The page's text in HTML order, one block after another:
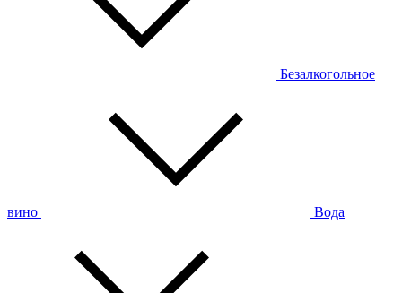
Безалкогольное
вино Вода